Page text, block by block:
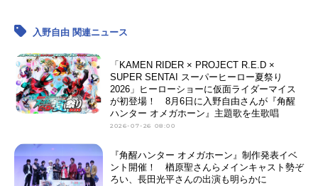
入野自由 関連ニュース
「KAMEN RIDER × PROJECT R.E.D ×
SUPER SENTAI スーパーヒーロー夏祭り
2026」ヒーローショーに仮面ライダーマイス
が初登場！ 8月6日に入野自由さんが『角醒
ハンター オメガホーン』主題歌を生歌唱
2026-07-26 08:00
『角醒ハンター オメガホーン』制作発表イベ
ント開催！ 楢原聖さんらメインキャスト勢ぞ
ろい、長田光平さんの出演も明らかに